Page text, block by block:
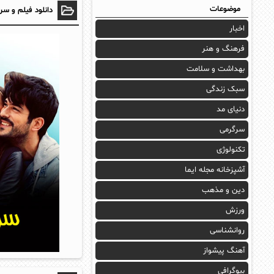
دانلود فیلم و
موضوعات
اخبار
فرهنگ و هنر
بهداشت و سلامت
سبک زندگی
دنیای مد
سرگرمی
تکنولوژی
آشپزخانه مجله ایما
دین و مذهب
ورزش
روانشناسی
آهنگ پیشواز
بیوگرافی